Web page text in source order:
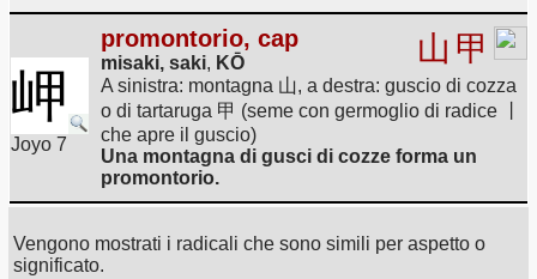
岬
Joyo 7
promontorio, cap
misaki, saki, KŌ 山 甲
A sinistra: montagna 山, a destra: guscio di cozza
o di tartaruga 甲 (seme con germoglio di radice 丨
che apre il guscio)
Una montagna di gusci di cozze forma un
promontorio.
Vengono mostrati i radicali che sono simili per aspetto o
significato.